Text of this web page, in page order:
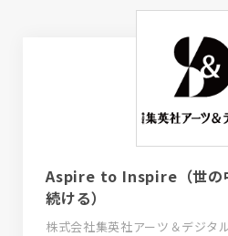
Aspire to Inspire（世の
続ける）
株式会社集英社アーツ＆デジタ